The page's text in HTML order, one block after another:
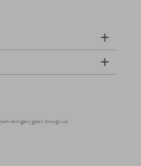
reinigen/geen droogkuis